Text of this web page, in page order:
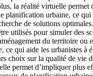
la réalité virtuelle permet
planification urbaine, ce qui
de solutions
utilisés pour simuler des
du territoire ou
ce qui aide les urbanistes à
choix sur la qualité de vie
permet d’impliquer plus